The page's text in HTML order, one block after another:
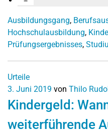
Ausbildungsgang,
Hochschulausbildung,
Prüfungsergebnisses,
Urteile
3. Juni 2019 von Thilo
Kindergeld:
weiterführende